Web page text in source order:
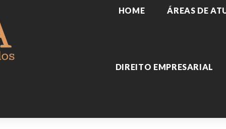
HOME ÁREAS DE
DIREITO EMPRESARIAL